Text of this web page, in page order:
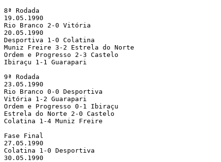
8ª Rodada
19.05.1990
Rio Branco 2-0 Vitória
20.05.1990
Desportiva 1-0 Colatina
Muniz Freire 3-2 Estrela do Norte
Ordem e Progresso 2-3 Castelo
Ibiraçu 1-1 Guarapari
9ª Rodada
23.05.1990
Rio Branco 0-0 Desportiva
Vitória 1-2 Guarapari
Ordem e Progresso 0-1 Ibiraçu
Estrela do Norte 2-0 Castelo
Colatina 1-4 Muniz Freire
Fase Final
27.05.1990
Colatina 1-0 Desportiva
30.05.1990